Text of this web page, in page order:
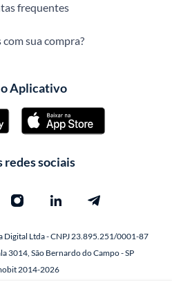
frequentes
sua compra?
Aplicativo
redes sociais
Digital Ltda - CNPJ 23.895.251/0001-87
3014, São Bernardo do Campo - SP
2014-2026